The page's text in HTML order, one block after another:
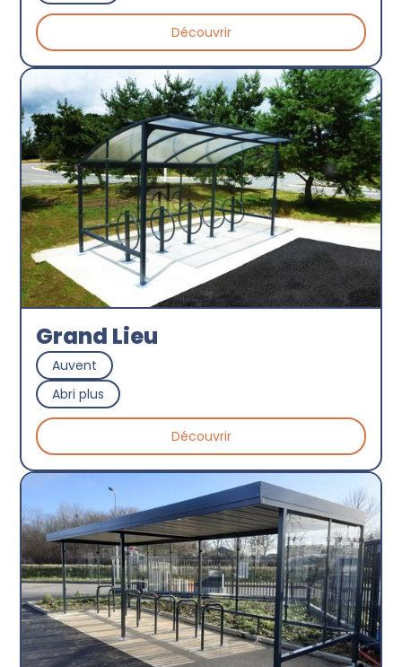
Découvrir
Grand Lieu
Auvent
Abri plus
Découvrir